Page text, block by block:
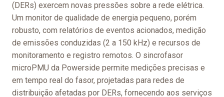
(DERs) exercem novas pressões sobre a rede elétrica.
Um monitor de qualidade de energia pequeno, porém
robusto, com relatórios de eventos acionados, medição
de emissões conduzidas (2 a 150 kHz) e recursos de
monitoramento e registro remotos. O sincrofasor
microPMU da Powerside permite medições precisas e
em tempo real do fasor, projetadas para redes de
distribuição afetadas por DERs, fornecendo aos serviços